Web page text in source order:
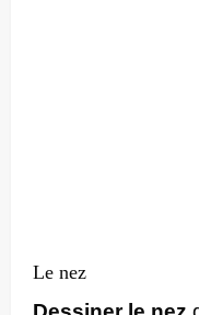
Le nez